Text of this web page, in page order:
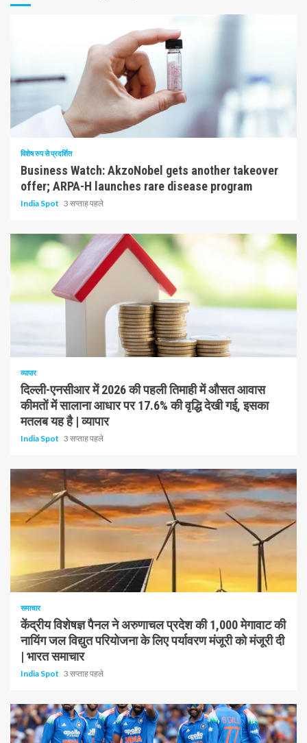
10 न्यूनतम पढ़ा
विशेष रुप से प्रदर्शित
Business Watch: AkzoNobel gets another takeover
offer; ARPA-H launches rare disease program
India Spot 3 सप्ताह पहले
व्यापार
दिल्ली-एनसीआर में 2026 की पहली तिमाही में औसत आवास
कीमतों में सालाना आधार पर 17.6% की वृद्धि देखी गई, इसका
मतलब यह है | व्यापार
India Spot 3 सप्ताह पहले
1 न्यूनतम पढ़ा
समाचार
केंद्रीय विशेषज्ञ पैनल ने अरुणाचल प्रदेश की 1,000 मेगावाट की
नायिंग जल विद्युत परियोजना के लिए पर्यावरण मंजूरी को मंजूरी दी
| भारत समाचार
India Spot 3 सप्ताह पहले